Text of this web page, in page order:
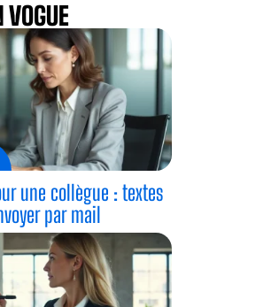
une collègue : textes
par mail